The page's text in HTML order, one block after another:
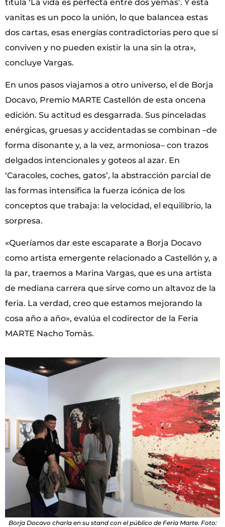
titula ‘La vida es perfecta entre dos yemas’. Y esta
vanitas es un poco la unión, lo que balancea estas
dos cartas, esas energías contradictorias pero que sí
conviven y no pueden existir la una sin la otra»,
concluye Vargas.
En unos pasos viajamos a otro universo, el de Borja
Docavo, Premio MARTE Castellón de esta oncena
edición. Su actitud es desgarrada. Sus pinceladas
enérgicas, gruesas y accidentadas se combinan –de
forma disonante y, a la vez, armoniosa– con trazos
delgados intencionales y goteos al azar. En
‘Caracoles, coches, gatos’, la abstracción parcial de
las formas intensifica la fuerza icónica de los
conceptos que trabaja: la velocidad, el equilibrio, la
sorpresa.
«Queríamos dar este escaparate a Borja Docavo
como artista emergente relacionado a Castellón y, a
la par, traemos a Marina Vargas, que es una artista
de mediana carrera que sirve como un altavoz de la
feria. La verdad, creo que estamos mejorando la
cosa año a año», evalúa el codirector de la Feria
MARTE Nacho Tomàs.
Borja Docavo charla en su stand con el público de Feria Marte. Foto: